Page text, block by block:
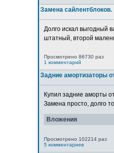
Замена сайлентблоков.
Долго искал выгодный
штатный, второй
Просмотрено 86730 раз
1 комментарий
Задние амортизаторы
Купил задние аморты
Замена просто, долго
Вложения
Просмотрено 102214 раз
5 комментариев